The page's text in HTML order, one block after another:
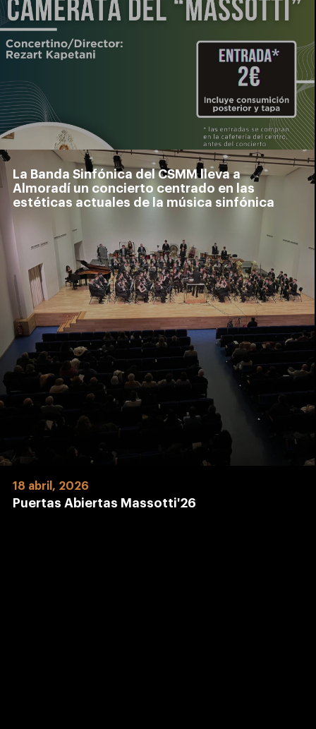
La Banda Sinfónica del CSMM lleva a
Almoradí un concierto centrado en las
estéticas actuales de la música sinfónica
18 abril, 2026
Puertas Abiertas Massotti'26